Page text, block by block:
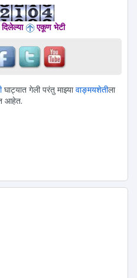
एकूण भेटी
घाट्यात गेली परंतु माझ्यावाङ्मयशेतीला
आहेत.